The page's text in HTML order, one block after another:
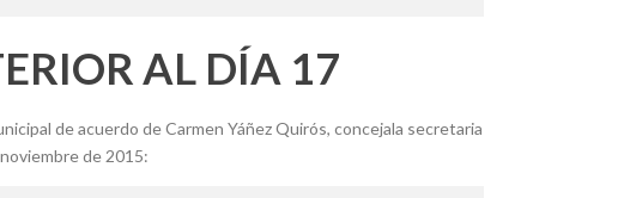
AL DÍA 17
de acuerdo de Carmen Yáñez Quirós, concejala secretaria
de 2015: